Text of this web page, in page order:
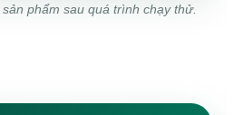
phẩm sau quá trình chạy thử.